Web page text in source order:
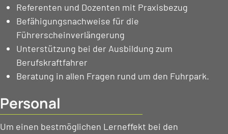
Referenten und Dozenten mit Praxisbezug
Befähigungsnachweise für die
Führerscheinverlängerung
Unterstützung bei der Ausbildung zum
Berufskraftfahrer
Beratung in allen Fragen rund um den Fuhrpark.
Personal
Um einen bestmöglichen Lerneffekt bei den